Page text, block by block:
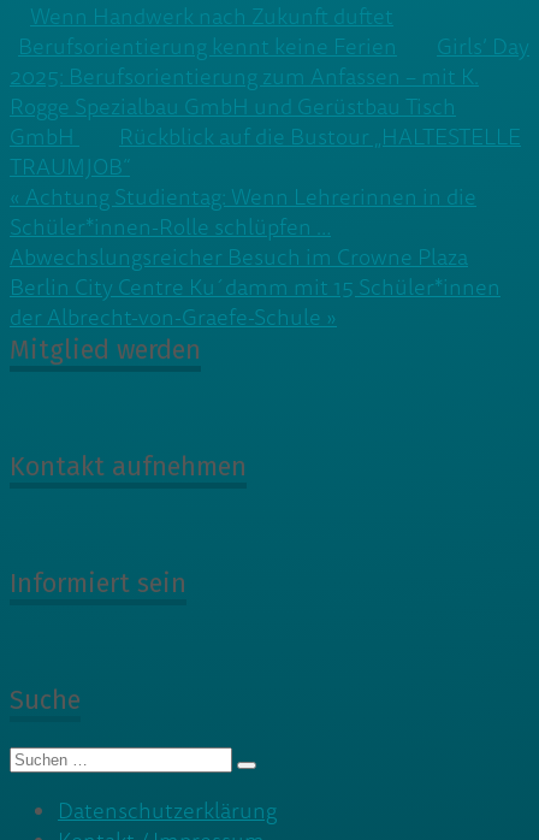
Wenn Handwerk nach Zukunft duftet
Berufsorientierung kennt keine Ferien
Girls’ Day
2025: Berufsorientierung zum Anfassen – mit K.
Rogge Spezialbau GmbH und Gerüstbau Tisch
GmbH
Rückblick auf die Bustour „HALTESTELLE
TRAUMJOB“
Beitragsnavigation
« Achtung Studientag: Wenn Lehrerinnen in die
Schüler*innen-Rolle schlüpfen …
Abwechslungsreicher Besuch im Crowne Plaza
Berlin City Centre Ku´damm mit 15 Schüler*innen
der Albrecht-von-Graefe-Schule »
Mitglied werden
Kontakt aufnehmen
Informiert sein
Suche
Suche
Datenschutzerklärung